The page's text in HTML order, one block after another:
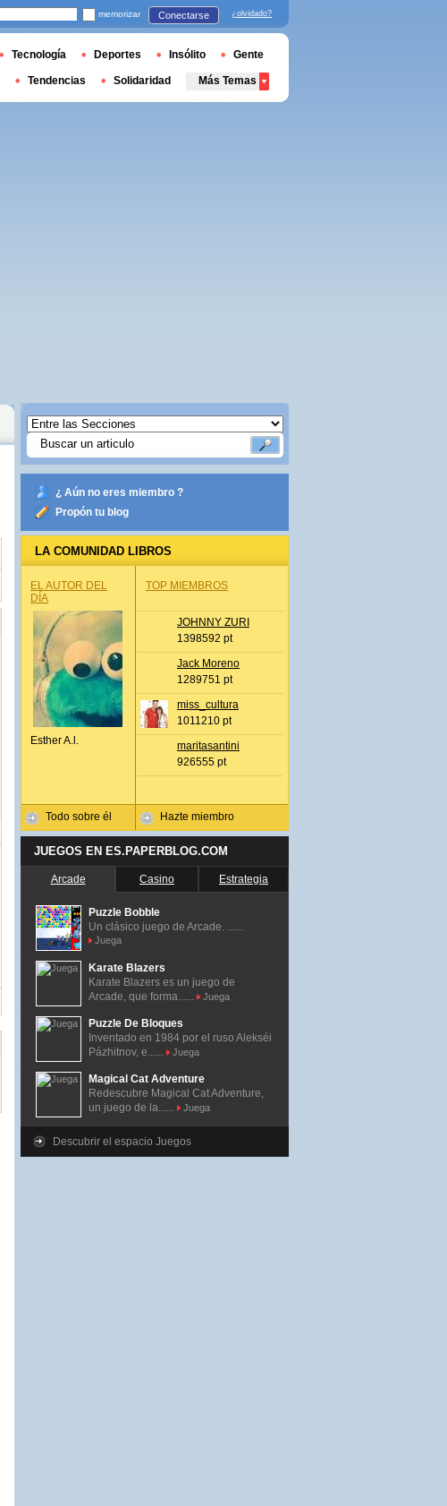
¿ Aún no eres miembro ?
Propón tu blog
LA COMUNIDAD LIBROS
EL AUTOR DEL
DÍA
Esther A.l.
Todo sobre él
TOP MIEMBROS
JOHNNY ZURI
1398592 pt
Jack Moreno
1289751 pt
miss_cultura
1011210 pt
maritasantini
926555 pt
Hazte miembro
JUEGOS EN ES.PAPERBLOG.COM
Arcade Casino Estrategia
Puzzle Bobble
Un clásico juego de Arcade. ......
Juega
Karate Blazers
Karate Blazers es un juego de
Arcade, que forma......
Juega
Puzzle De Bloques
Inventado en 1984 por el ruso Alekséi
Pázhitnov, e......
Juega
Magical Cat Adventure
Redescubre Magical Cat Adventure,
un juego de la......
Juega
Descubrir el espacio Juegos
memorizar Conectarse ¿olvidado?
Tecnología Deportes Insólito Gente
Tendencias Solidaridad Más Temas